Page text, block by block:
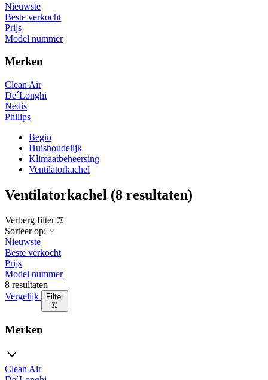
Nieuwste
Beste verkocht
Prijs
Model nummer
Merken
Clean Air
De´Longhi
Nedis
Philips
Begin
Huishoudelijk
Klimaatbeheersing
Ventilatorkachel
Ventilatorkachel (8 resultaten)
Verberg filter
Sorteer op:
Nieuwste
Beste verkocht
Prijs
Model nummer
8 resultaten
Vergelijk
Filter
Merken
Clean Air